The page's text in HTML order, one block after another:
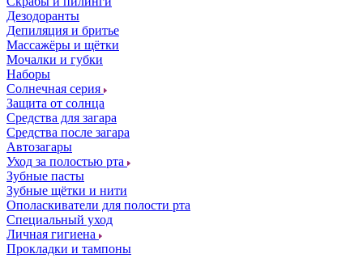
Дезодоранты
Депиляция и бритье
Массажёры и щётки
Мочалки и губки
Наборы
Солнечная серия
Защита от солнца
Средства для загара
Средства после загара
Автозагары
Уход за полостью рта
Зубные пасты
Зубные щётки и нити
Ополаскиватели для полости рта
Специальный уход
Личная гигиена
Прокладки и тампоны